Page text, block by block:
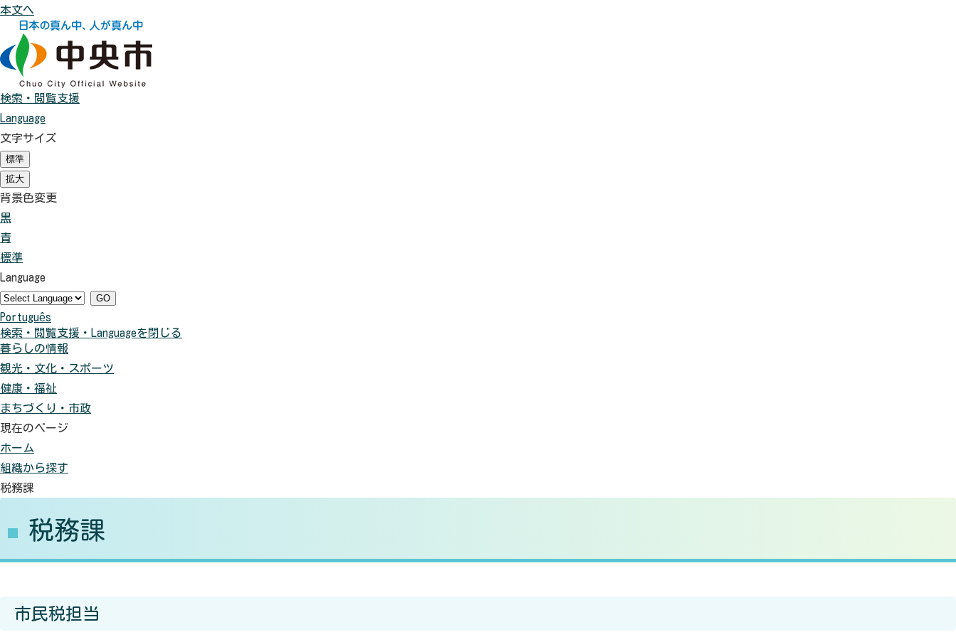
本文へ
検索・閲覧支援
Language
文字サイズ
標準
初
期
状
拡大
初
期
背景色変更
黒
色
を
黒
色
に
す
る
青
景
色
を
青
色
に
す
る
標準
景
色
を
元
に
戻
す
Language
GO
Português
検索・閲覧支援・
Languageを閉じる
暮らしの情報
観光・文化・スポーツ
健康・福祉
まちづくり・市政
現在のページ
ホーム
組織から探す
税務課
税務課
市民税担当